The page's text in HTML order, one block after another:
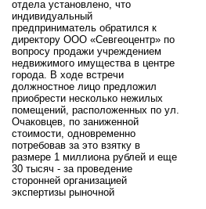
отдела установлено, что
индивидуальный
предприниматель обратился к
директору ООО «Севгеоцентр» по
вопросу продажи учреждением
недвижимого имущества в центре
города. В ходе встречи
должностное лицо предложил
приобрести несколько нежилых
помещений, расположенных по ул.
Очаковцев, по заниженной
стоимости, одновременно
потребовав за это взятку в
размере 1 миллиона рублей и еще
30 тысяч - за проведение
сторонней организацией
экспертизы рыночной